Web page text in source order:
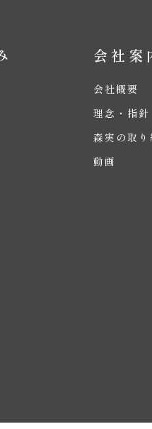
会社案
会社概要
理念・指針
森実の取り
動画